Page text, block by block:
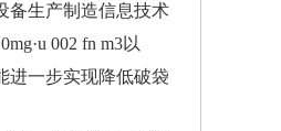
备生产制造信息技术
002 fn m3以
进一步实现降低破袋